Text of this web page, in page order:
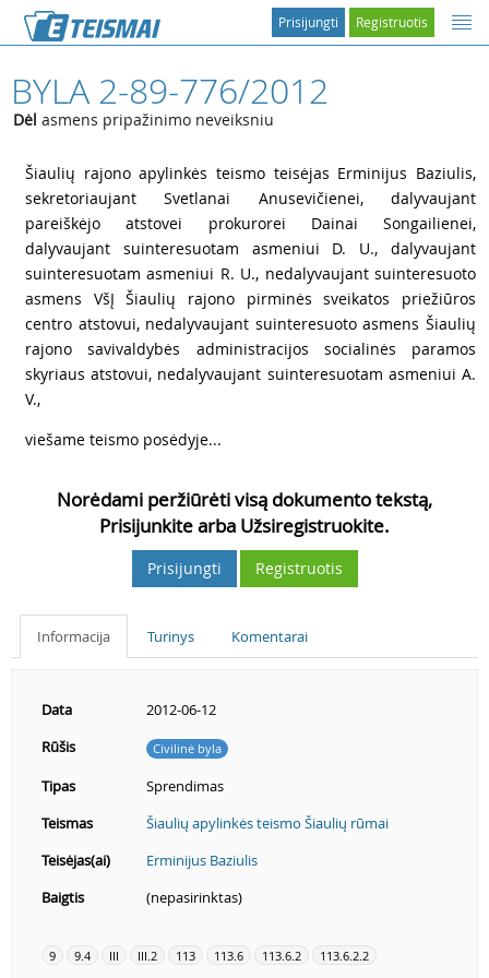
Registruotis
Prisijungti
BYLA 2-89-776/2012
Dėl asmens pripažinimo neveiksniu
Šiaulių rajono apylinkės teismo teisėjas Erminijus Baziulis,
sekretoriaujant Svetlanai Anusevičienei, dalyvaujant
pareiškėjo atstovei prokurorei Dainai Songailienei,
dalyvaujant suinteresuotam asmeniui D. U., dalyvaujant
suinteresuotam asmeniui R. U., nedalyvaujant suinteresuoto
asmens VšĮ Šiaulių rajono pirminės sveikatos priežiūros
centro atstovui, nedalyvaujant suinteresuoto asmens Šiaulių
rajono savivaldybės administracijos socialinės paramos
skyriaus atstovui, nedalyvaujant suinteresuotam asmeniui A.
V.,
viešame teismo posėdyje...
Norėdami peržiūrėti visą dokumento tekstą,
Prisijunkite arba Užsiregistruokite.
Prisijungti Registruotis
Informacija Turinys Komentarai
Data
2012-06-12
Rūšis
Civilinė byla
Tipas
Sprendimas
Teismas
Šiaulių apylinkės teismo Šiaulių rūmai
Teisėjas(ai)
Erminijus Baziulis
Baigtis
(nepasirinktas)
9 9.4 III III.2 113 113.6 113.6.2 113.6.2.2